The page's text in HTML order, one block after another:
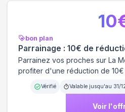
bon plan
Parrainage : 10€ de
Parrainez vos proches sur La
profiter d'une réduction de
Vérifié Valable jusqu'au 31/
Voir
10